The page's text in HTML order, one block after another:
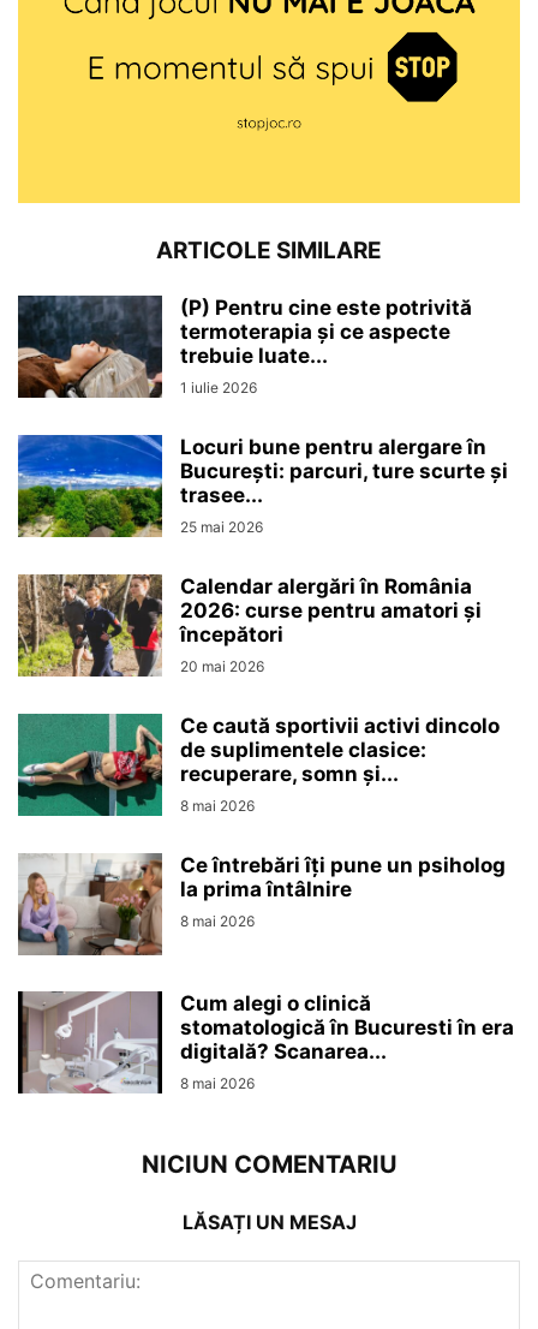
ARTICOLE SIMILARE
(P) Pentru cine este potrivită
termoterapia și ce aspecte
trebuie luate...
1 iulie 2026
Locuri bune pentru alergare în
București: parcuri, ture scurte și
trasee...
25 mai 2026
Calendar alergări în România
2026: curse pentru amatori și
începători
20 mai 2026
Ce caută sportivii activi dincolo
de suplimentele clasice:
recuperare, somn și...
8 mai 2026
Ce întrebări îți pune un psiholog
la prima întâlnire
8 mai 2026
Cum alegi o clinică
stomatologică în Bucuresti în era
digitală? Scanarea...
8 mai 2026
NICIUN COMENTARIU
LĂSAȚI UN MESAJ